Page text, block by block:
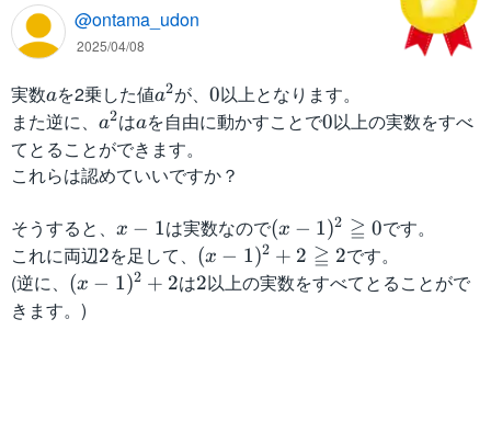
@ontama_udon
2025/04/08
実数a
aを2乗した値a
^
2
a2が、 0
0以上となります。
また逆に、 a
^
2
a2はa
aを自由に動かすことで0
0以上の実数をすべ
てとることができます。
これらは認めていいですか？
そうすると、 x
-
1
x − 1は実数なので(
x
-
(x − 1)2 ≧ 0です。
これに両辺2
2を足して、 (
x
(x − 1)2 + 2 ≧ 2です。
(逆に、 (
(x − 1)2 + 2は2
2以上の実数をすべてとることがで
きます。)